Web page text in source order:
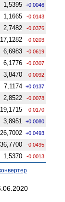
1,5395 +0.0046
1,1665 -0.0143
2,7482 -0.0376
17,1282 -0.0203
6,6983 -0.0619
6,1776 -0.0307
3,8470 -0.0092
7,1174 +0.0137
2,8522 -0.0078
19,1715 -0.0170
3,8951 +0.0080
26,7002 +0.0493
36,7700 -0.0495
1,5370 -0.0013